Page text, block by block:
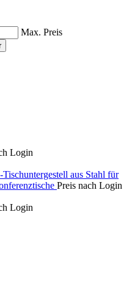
Max. Preis
Login
aus Stahl für
Preis nach Login
Login